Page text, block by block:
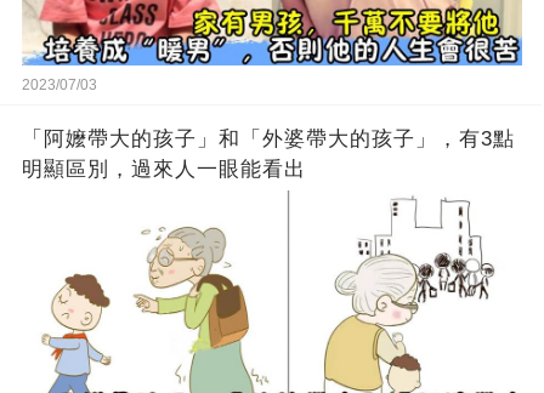
2023/07/03
「阿嬤帶大的孩子」和「外婆帶大的孩子」，有3點
明顯區別，過來人一眼能看出